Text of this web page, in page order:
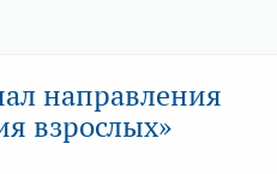
направления
взрослых»